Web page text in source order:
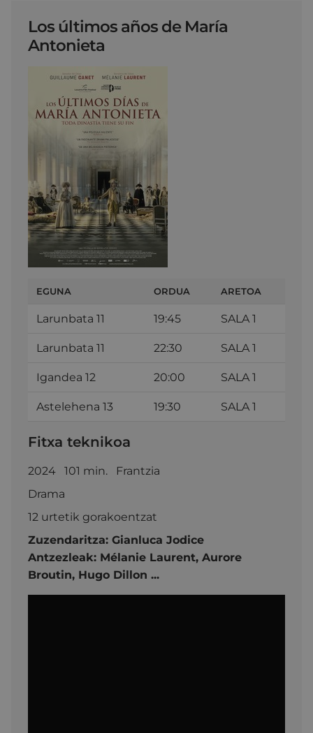
Los últimos años de María
Antonieta
EGUNA ORDUA ARETOA
Larunbata 11 19:45 SALA 1
Larunbata 11 22:30 SALA 1
Igandea 12 20:00 SALA 1
Astelehena 13 19:30 SALA 1
Fitxa teknikoa
2024 101 min. Frantzia
Drama
12 urtetik gorakoentzat
Zuzendaritza: Gianluca Jodice
Antzezleak: Mélanie Laurent, Aurore
Broutin, Hugo Dillon ...